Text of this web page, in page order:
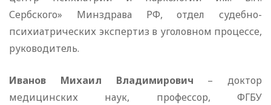
Сербского» Минздрава РФ, отдел судебно-
психиатрических экспертиз в уголовном процессе,
руководитель.
Иванов Михаил Владимирович – доктор
медицинских наук, профессор, ФГБУ